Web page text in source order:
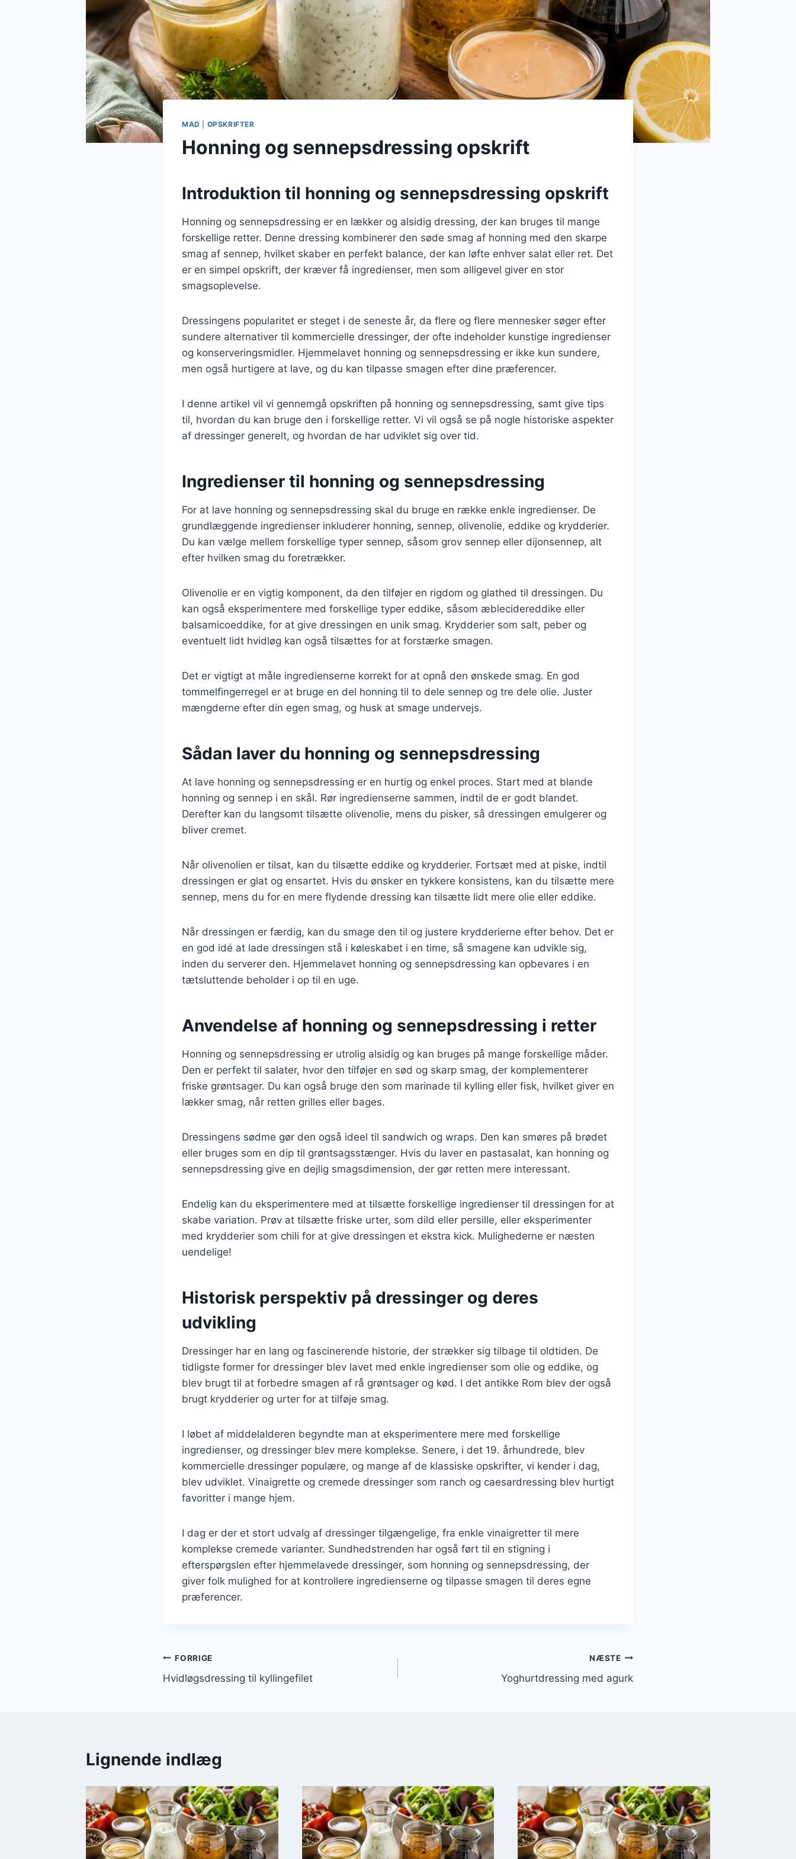
MAD OPSKRIFTER
Honning og sennepsdressing opskrift
Introduktion til honning og sennepsdressing opskrift
Honning og sennepsdressing er en lækker og alsidig dressing, der kan bruges til mange
forskellige retter. Denne dressing kombinerer den søde smag af honning med den skarpe
smag af sennep, hvilket skaber en perfekt balance, der kan løfte enhver salat eller ret. Det
er en simpel opskrift, der kræver få ingredienser, men som alligevel giver en stor
smagsoplevelse.
Dressingens popularitet er steget i de seneste år, da flere og flere mennesker søger efter
sundere alternativer til kommercielle dressinger, der ofte indeholder kunstige ingredienser
og konserveringsmidler. Hjemmelavet honning og sennepsdressing er ikke kun sundere,
men også hurtigere at lave, og du kan tilpasse smagen efter dine præferencer.
I denne artikel vil vi gennemgå opskriften på honning og sennepsdressing, samt give tips
til, hvordan du kan bruge den i forskellige retter. Vi vil også se på nogle historiske aspekter
af dressinger generelt, og hvordan de har udviklet sig over tid.
Ingredienser til honning og sennepsdressing
For at lave honning og sennepsdressing skal du bruge en række enkle ingredienser. De
grundlæggende ingredienser inkluderer honning, sennep, olivenolie, eddike og krydderier.
Du kan vælge mellem forskellige typer sennep, såsom grov sennep eller dijonsennep, alt
efter hvilken smag du foretrækker.
Olivenolie er en vigtig komponent, da den tilføjer en rigdom og glathed til dressingen. Du
kan også eksperimentere med forskellige typer eddike, såsom æblecidereddike eller
balsamicoeddike, for at give dressingen en unik smag. Krydderier som salt, peber og
eventuelt lidt hvidløg kan også tilsættes for at forstærke smagen.
Det er vigtigt at måle ingredienserne korrekt for at opnå den ønskede smag. En god
tommelfingerregel er at bruge en del honning til to dele sennep og tre dele olie. Juster
mængderne efter din egen smag, og husk at smage undervejs.
Sådan laver du honning og sennepsdressing
At lave honning og sennepsdressing er en hurtig og enkel proces. Start med at blande
honning og sennep i en skål. Rør ingredienserne sammen, indtil de er godt blandet.
Derefter kan du langsomt tilsætte olivenolie, mens du pisker, så dressingen emulgerer og
bliver cremet.
Når olivenolien er tilsat, kan du tilsætte eddike og krydderier. Fortsæt med at piske, indtil
dressingen er glat og ensartet. Hvis du ønsker en tykkere konsistens, kan du tilsætte mere
sennep, mens du for en mere flydende dressing kan tilsætte lidt mere olie eller eddike.
Når dressingen er færdig, kan du smage den til og justere krydderierne efter behov. Det er
en god idé at lade dressingen stå i køleskabet i en time, så smagene kan udvikle sig,
inden du serverer den. Hjemmelavet honning og sennepsdressing kan opbevares i en
tætsluttende beholder i op til en uge.
Anvendelse af honning og sennepsdressing i retter
Honning og sennepsdressing er utrolig alsidig og kan bruges på mange forskellige måder.
Den er perfekt til salater, hvor den tilføjer en sød og skarp smag, der komplementerer
friske grøntsager. Du kan også bruge den som marinade til kylling eller fisk, hvilket giver en
lækker smag, når retten grilles eller bages.
Dressingens sødme gør den også ideel til sandwich og wraps. Den kan smøres på brødet
eller bruges som en dip til grøntsagsstænger. Hvis du laver en pastasalat, kan honning og
sennepsdressing give en dejlig smagsdimension, der gør retten mere interessant.
Endelig kan du eksperimentere med at tilsætte forskellige ingredienser til dressingen for at
skabe variation. Prøv at tilsætte friske urter, som dild eller persille, eller eksperimenter
med krydderier som chili for at give dressingen et ekstra kick. Mulighederne er næsten
uendelige!
Historisk perspektiv på dressinger og deres
udvikling
Dressinger har en lang og fascinerende historie, der strækker sig tilbage til oldtiden. De
tidligste former for dressinger blev lavet med enkle ingredienser som olie og eddike, og
blev brugt til at forbedre smagen af rå grøntsager og kød. I det antikke Rom blev der også
brugt krydderier og urter for at tilføje smag.
I løbet af middelalderen begyndte man at eksperimentere mere med forskellige
ingredienser, og dressinger blev mere komplekse. Senere, i det 19. århundrede, blev
kommercielle dressinger populære, og mange af de klassiske opskrifter, vi kender i dag,
blev udviklet. Vinaigrette og cremede dressinger som ranch og caesardressing blev hurtigt
favoritter i mange hjem.
I dag er der et stort udvalg af dressinger tilgængelige, fra enkle vinaigretter til mere
komplekse cremede varianter. Sundhedstrenden har også ført til en stigning i
efterspørgslen efter hjemmelavede dressinger, som honning og sennepsdressing, der
giver folk mulighed for at kontrollere ingredienserne og tilpasse smagen til deres egne
præferencer.
Indlægsnavigation
FORRIGE
Hvidløgsdressing til kyllingefilet
NÆSTE
Yoghurtdressing med agurk
Lignende indlæg